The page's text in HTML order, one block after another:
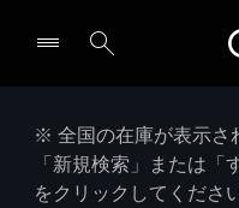
※ 全国の在庫が表示さ
「新規検索」または「
をクリックしてくださ